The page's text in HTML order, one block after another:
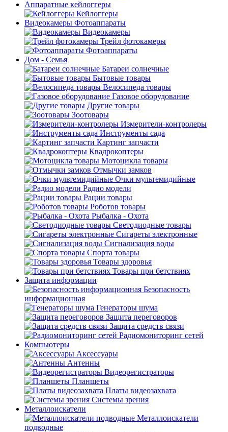
Аппаратные кейлоггеры
Кейлоггеры
Видеокамеры Фотоаппараты
Видеокамеры
Трейл фотокамеры
Фотоаппараты
Дом - Семья
Батареи солнечные
Бытовые товары
Велосипеда товары
Газовое оборудование
Другие товары
Зоотовары
Измерители-контролеры
Инструменты сада
Картинг запчасти
Квадрокоптеры
Мотоцикла товары
Отмычки замков
Очки мультемидийные
Радио модели
Рации товары
Роботов товары
Рыбалка - Охота
Светодиодные товары
Сигареты электронные
Сигнализация воды
Спорта товары
Товары здоровья
Товары при бетствиях
Защита информации
Безопасность
информационная
Генераторы шума
Защита переговоров
Защита средств связи
Радиомониторинг сетей
Компьютеры
Аксессуары
Антенны
Видеорегистраторы
Планшеты
Платы видеозахвата
Системы зрения
Металлоискатели
Металлоискатели
подводные